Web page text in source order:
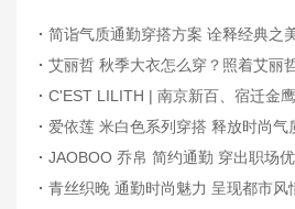
· 简诣气质通勤穿搭方案 诠释经典之
· 艾丽哲 秋季大衣怎么穿？照着艾丽
· C'EST LILITH | 南京新百、宿迁金
· 爱依莲 米白色系列穿搭 释放时尚气
· JAOBOO 乔帛 简约通勤 穿出职场
· 青丝织晚 通勤时尚魅力 呈现都市风